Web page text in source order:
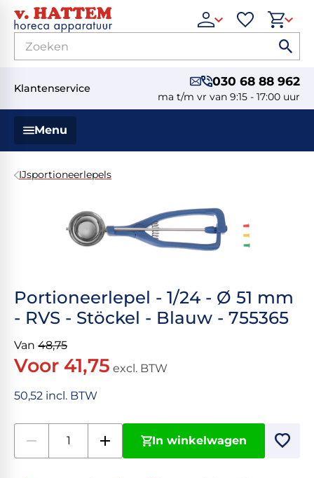
Klantenservice 030 68 88 962
ma t/m vr van 9:15 - 17:00 uur
Menu
IJsportioneerlepels
Portioneerlepel - 1/24 - Ø 51 mm
- RVS - Stöckel - Blauw - 755365
Van 48,75
Voor 41,75 excl. BTW
50,52 incl. BTW
In winkelwagen